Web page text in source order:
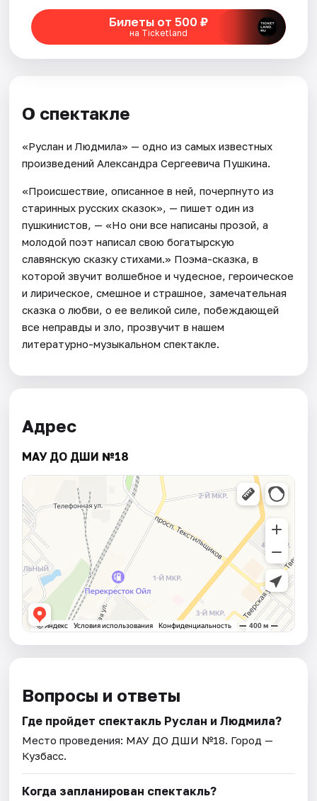
Билеты от 500 ₽
на Ticketland
О спектакле
«Руслан и Людмила» — одно из самых известных
произведений Александра Сергеевича Пушкина.
«Происшествие, описанное в ней, почерпнуто из
старинных русских сказок», — пишет один из
пушкинистов, — «Но они все написаны прозой, а
молодой поэт написал свою богатырскую
славянскую сказку стихами.» Поэма-сказка, в
которой звучит волшебное и чудесное, героическое
и лирическое, смешное и страшное, замечательная
сказка о любви, о ее великой силе, побеждающей
все неправды и зло, прозвучит в нашем
литературно-музыкальном спектакле.
Адрес
МАУ ДО ДШИ №18
Вопросы и ответы
Где пройдет спектакль Руслан и Людмила?
Место проведения: МАУ ДО ДШИ №18. Город —
Кузбасс.
Когда запланирован спектакль?